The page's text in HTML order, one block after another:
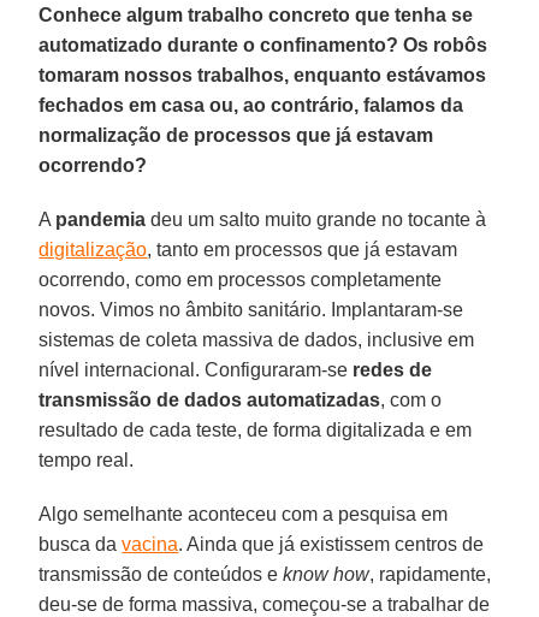
Conhece algum trabalho concreto que tenha se
automatizado durante o confinamento? Os robôs
tomaram nossos trabalhos, enquanto estávamos
fechados em casa ou, ao contrário, falamos da
normalização de processos que já estavam
ocorrendo?
A pandemia deu um salto muito grande no tocante à
digitalização, tanto em processos que já estavam
ocorrendo, como em processos completamente
novos. Vimos no âmbito sanitário. Implantaram-se
sistemas de coleta massiva de dados, inclusive em
nível internacional. Configuraram-se redes de
transmissão de dados automatizadas, com o
resultado de cada teste, de forma digitalizada e em
tempo real.
Algo semelhante aconteceu com a pesquisa em
busca davacina. Ainda que já existissem centros de
transmissão de conteúdos eknow how, rapidamente,
deu-se de forma massiva, começou-se a trabalhar de